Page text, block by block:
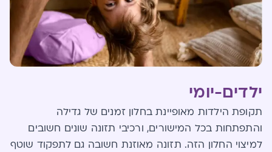
ילדים-יומי
תקופת הילדות מאופיינת בחלון זמנים של גדילה
והתפתחות בכל המישורים, ורכיבי תזונה שונים חשובים
למיצוי החלון הזה. תזונה מאוזנת חשובה גם לתפקוד שוטף